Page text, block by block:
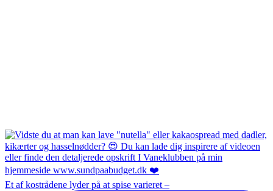
Et af kostrådene lyder på at spise varieret –